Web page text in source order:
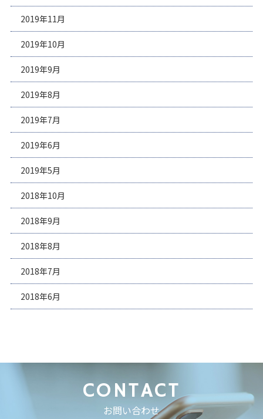
2019年11月
2019年10月
2019年9月
2019年8月
2019年7月
2019年6月
2019年5月
2018年10月
2018年9月
2018年8月
2018年7月
2018年6月
CONTACT
お問い合わせ